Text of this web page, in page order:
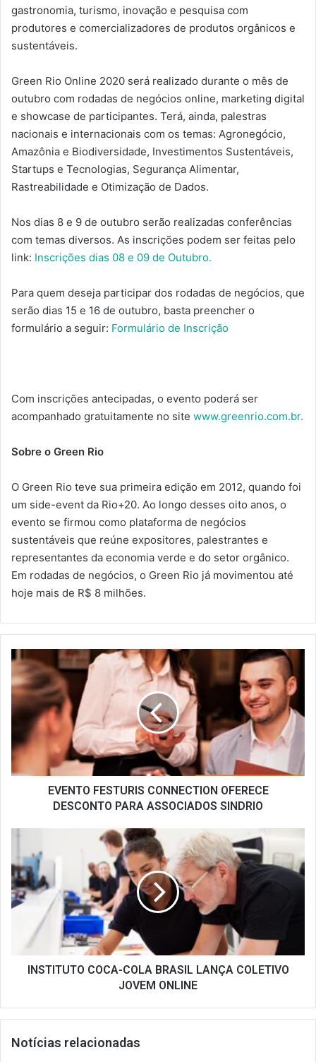
gastronomia, turismo, inovação e pesquisa com
produtores e comercializadores de produtos orgânicos e
sustentáveis.
Green Rio Online 2020 será realizado durante o mês de
outubro com rodadas de negócios online, marketing digital
e showcase de participantes. Terá, ainda, palestras
nacionais e internacionais com os temas: Agronegócio,
Amazônia e Biodiversidade, Investimentos Sustentáveis,
Startups e Tecnologias, Segurança Alimentar,
Rastreabilidade e Otimização de Dados.
Nos dias 8 e 9 de outubro serão realizadas conferências
com temas diversos. As inscrições podem ser feitas pelo
link: Inscrições dias 08 e 09 de Outubro.
Para quem deseja participar dos rodadas de negócios, que
serão dias 15 e 16 de outubro, basta preencher o
formulário a seguir: Formulário de Inscrição
Com inscrições antecipadas, o evento poderá ser
acompanhado gratuitamente no site www.greenrio.com.br.
Sobre o Green Rio
O Green Rio teve sua primeira edição em 2012, quando foi
um side-event da Rio+20. Ao longo desses oito anos, o
evento se firmou como plataforma de negócios
sustentáveis que reúne expositores, palestrantes e
representantes da economia verde e do setor orgânico.
Em rodadas de negócios, o Green Rio já movimentou até
hoje mais de R$ 8 milhões.
FESTURIS
CONNECTION
OFERECE
DESCONTO
PARA
ASSOCIADOS
SINDRIO
EVENTO FESTURIS CONNECTION OFERECE
DESCONTO PARA ASSOCIADOS SINDRIO
COCA-
COLA
BRASIL
LANÇA
COLETIVO
JOVEM
ONLINE
INSTITUTO COCA-COLA BRASIL LANÇA COLETIVO
JOVEM ONLINE
Notícias relacionadas